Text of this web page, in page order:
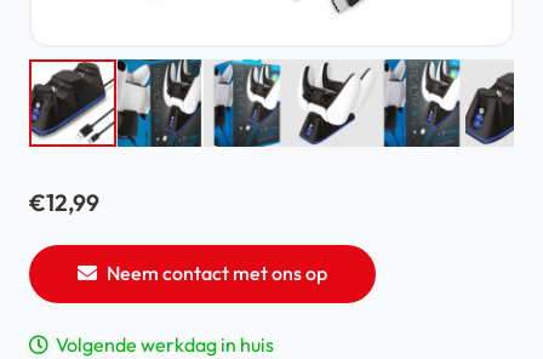
€12,99
Neem contact met ons op
Volgende werkdag in huis